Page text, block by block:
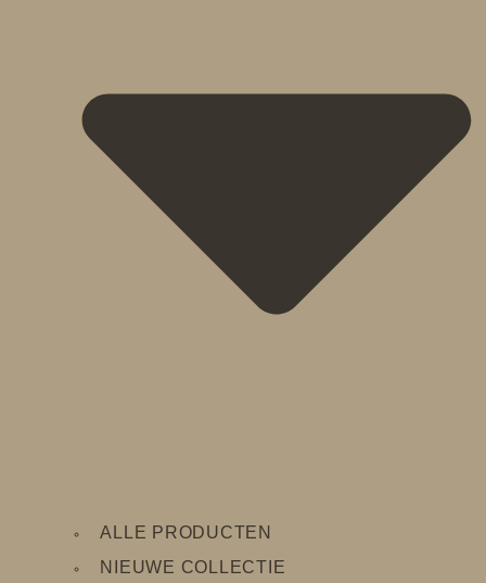
ALLE PRODUCTEN
NIEUWE COLLECTIE